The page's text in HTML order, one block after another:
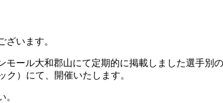
ざいます。
モール大和郡山にて定期的に掲載しました選手別
ク）にて、開催いたします。
。